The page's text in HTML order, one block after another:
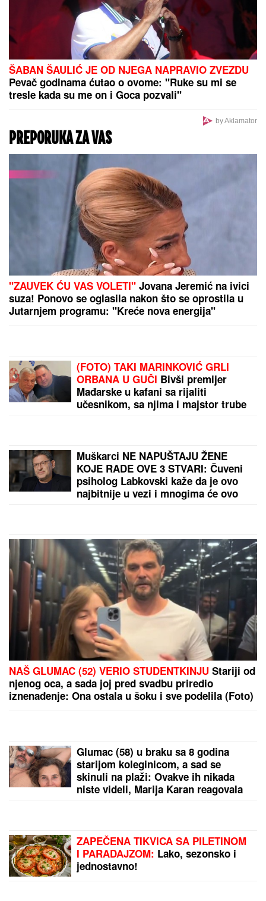
vodila na maturu
NEUGODNA SITUACIJA:
dobio "hladan tuš" od novinara (VIDEO)
Marini Visković dečko bogataš kupio stan od 3
miliona evra: "Bila je šokirana!"
ŠABAN ŠAULIĆ JE OD NJEGA NAPRAVIO ZVEZDU
Pevač godinama ćutao o ovome: "Ruke su mi se
tresle kada su me on i Goca pozvali"
PREPORUKA ZA VAS
"ZAUVEK ĆU VAS VOLETI" Jovana Jeremić na ivici
suza! Ponovo se oglasila nakon što se oprostila u
(FOTO) TAKI MARINKOVIĆ GRLI
ORBANA U GUČIBivši premijer
Mađarske u kafani sa rijaliti
Muškarci NE NAPUŠTAJU ŽENE
KOJE RADE OVE 3 STVARI: Čuveni